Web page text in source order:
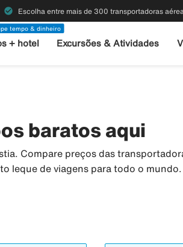
check_circle Escolha entre mais de 300 transportadoras
tempo & dinheiro
+ hotel Excursões & Atividades
baratos aqui
Compare preços das
leque de viagens para todo o mundo.